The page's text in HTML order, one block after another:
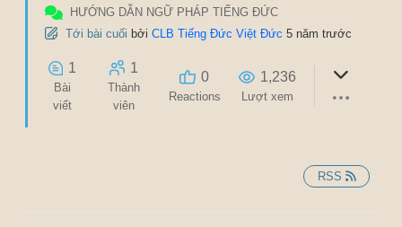
HƯỚNG DẪN NGỮ PHÁP TIẾNG ĐỨC
Tới bài cuối bởi CLB Tiếng Đức Việt Đức 5 năm trước
1
Bài
viết
1
Thành
viên
0
Reactions
1,236
Lượt xem
RSS